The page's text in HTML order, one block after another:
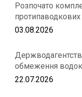
Розпочато
протипаводкових
03.08.2026
обмеження
22.07.2026